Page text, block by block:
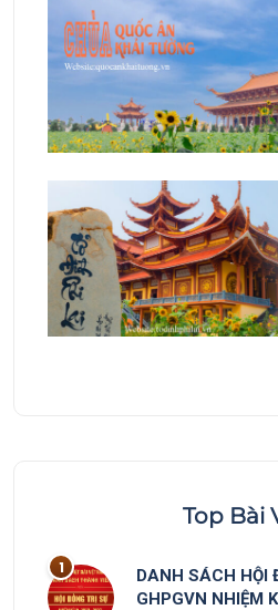
Top Bài
DANH SÁCH HỘI
GHPGVN NHIỆM